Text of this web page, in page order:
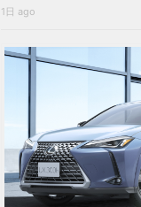
1日 ago